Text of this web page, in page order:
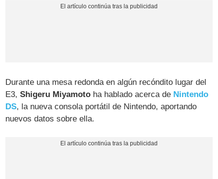
Durante una mesa redonda en algún recóndito lugar del
E3,Shigeru Miyamoto ha hablado acerca de Nintendo
DS, la nueva consola portátil de Nintendo, aportando
nuevos datos sobre ella.